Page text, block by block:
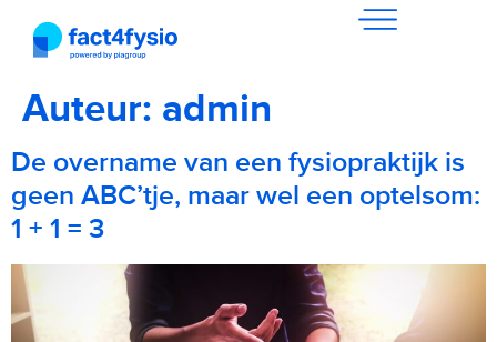
Auteur: admin
De overname van een fysiopraktijk is
geen ABC’tje, maar wel een optelsom:
1 + 1 = 3